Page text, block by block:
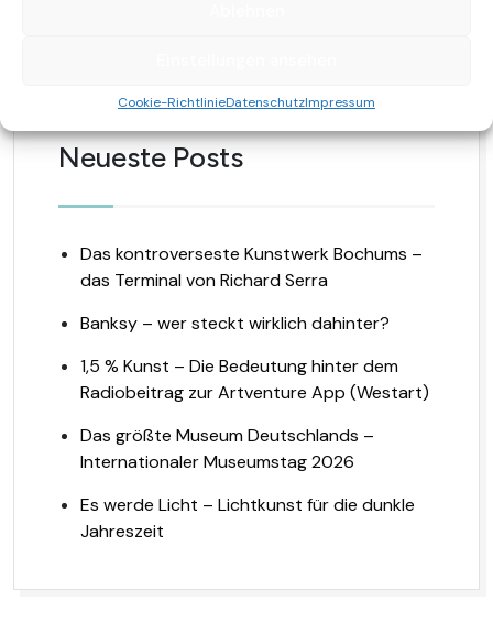
Cookie-RichtlinieDatenschutzImpressum
Neueste Posts
Das kontroverseste Kunstwerk Bochums –
das Terminal von Richard Serra
Banksy – wer steckt wirklich dahinter?
1,5 % Kunst – Die Bedeutung hinter dem
Radiobeitrag zur Artventure App (Westart)
Das größte Museum Deutschlands –
Internationaler Museumstag 2026
Es werde Licht – Lichtkunst für die dunkle
Jahreszeit